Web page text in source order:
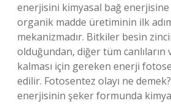
enerjisini kimyasal bağ
organik madde üretiminin ilk
mekanizmadır. Bitkiler besin
olduğundan, diğer tüm canlıların
kalması için gereken enerji
edilir. Fotosentez olayı ne
enerjisinin şeker formunda